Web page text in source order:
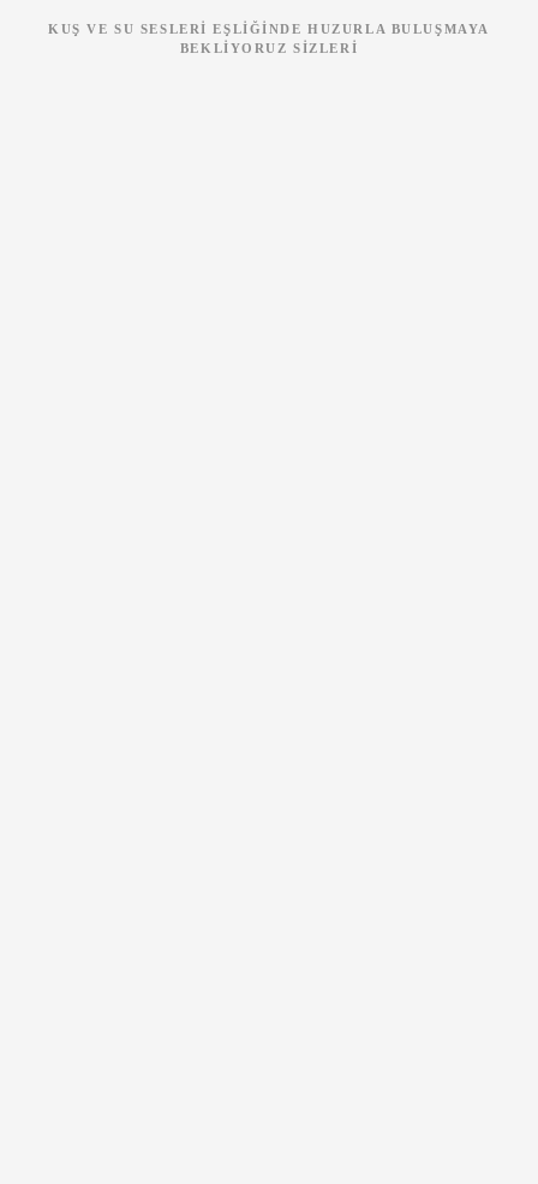
KUŞ VE SU SESLERI EŞLIĞINDE HUZURLA BULUŞMAYA
BEKLIYORUZ SIZLERI